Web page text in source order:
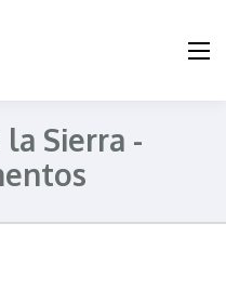
de vivienda en Valledupar
Sierra -